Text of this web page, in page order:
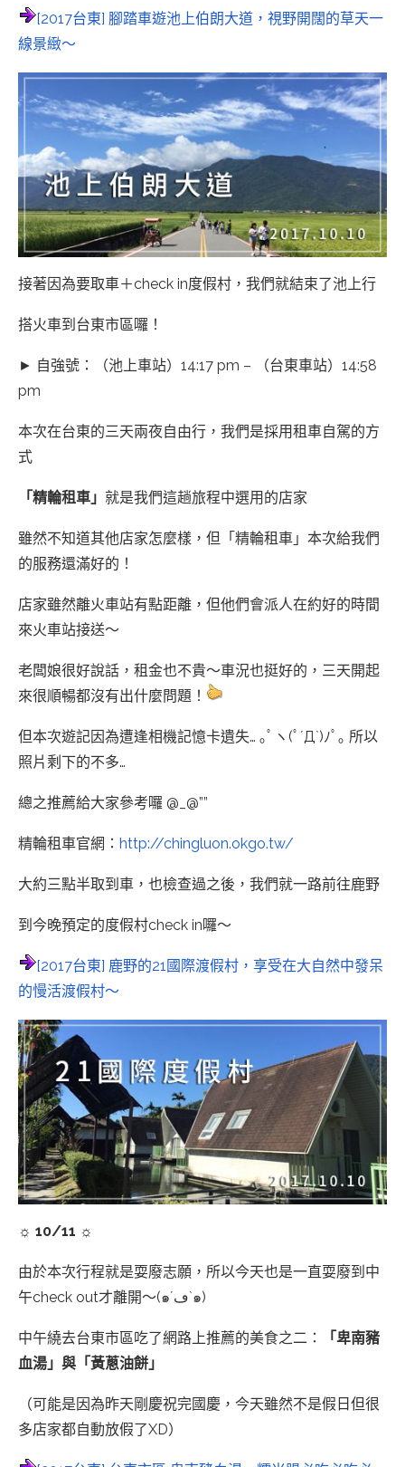
[2017台東] 腳踏車遊池上伯朗大道，視野開闊的草天一
線景緻～
接著因為要取車＋check in度假村，我們就結束了池上行
搭火車到台東市區囉！
► 自強號：（池上車站）14:17 pm – （台東車站）14:58
pm
本次在台東的三天兩夜自由行，我們是採用租車自駕的方
式
「精輪租車」 就是我們這趟旅程中選用的店家
雖然不知道其他店家怎麼樣，但「精輪租車」本次給我們
的服務還滿好的！
店家雖然離火車站有點距離，但他們會派人在約好的時間
來火車站接送～
老闆娘很好說話，租金也不貴～車況也挺好的，三天開起
來很順暢都沒有出什麼問題！
但本次遊記因為遭逢相機記憶卡遺失… ｡ﾟヽ(ﾟ´Д`)ﾉﾟ｡ 所以
照片剩下的不多…
總之推薦給大家參考囉 @_@””
精輪租車官網： http://chingluon.okgo.tw/
大約三點半取到車，也檢查過之後，我們就一路前往鹿野
到今晚預定的度假村check in囉～
[2017台東] 鹿野的21國際渡假村，享受在大自然中發呆
的慢活渡假村～
☼ 10/11 ☼
由於本次行程就是耍廢志願，所以今天也是一直耍廢到中
午check out才離開～(๑´ڡ`๑)
中午繞去台東市區吃了網路上推薦的美食之二：
「卑南豬
血湯」與「黃蔥油餅」
（可能是因為昨天剛慶祝完國慶，今天雖然不是假日但很
多店家都自動放假了XD）